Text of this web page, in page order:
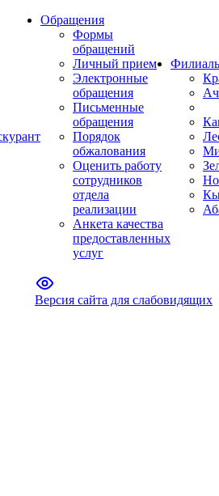
Обращения
Формы
обращений
Личный прием
Электронные
обращения
Письменные
обращения
Порядок
обжалования
Оценить работу
сотрудников
отдела
реализации
Анкета качества
предоставленных
услуг
Версия сайта для слабовидящих